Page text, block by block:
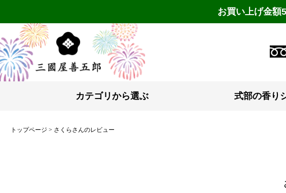
お買い上げ金額
カテゴリから選ぶ 式部の香り
トップページ さくらさんのレビュー